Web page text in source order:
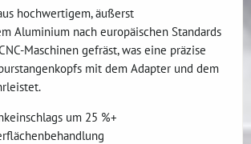
hochwertigem, äußerst
Aluminium nach europäischen Standards
Maschinen gefräst, was eine präzise
mit dem Adapter und dem
um 25 %+